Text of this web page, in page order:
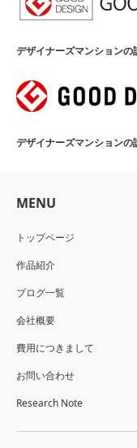
デザイナーズマンションの
デザイナーズマンションの
MENU
トップページ
作品紹介
ブログ一覧
会社概要
費用につきまして
お問い合わせ
Research Note